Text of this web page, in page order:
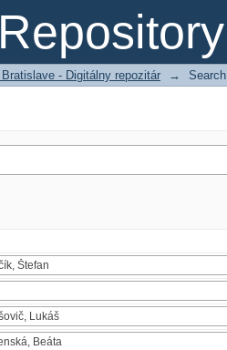
- Digitálny repozitár → Search